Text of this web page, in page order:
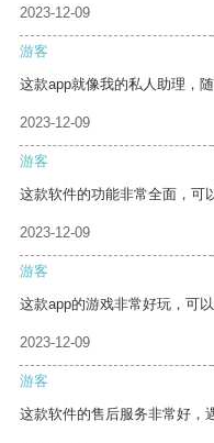
2023-12-09
游客
这款app就像我的私人助理，
2023-12-09
游客
这款软件的功能非常全面，可
2023-12-09
游客
这款app的游戏非常好玩，可以
2023-12-09
游客
这款软件的售后服务非常好，